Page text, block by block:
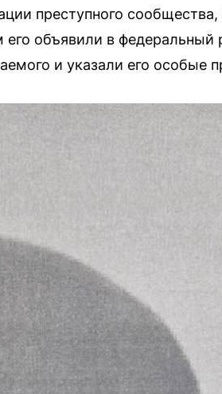
преступного
его объявили в федеральный
и указали его особые